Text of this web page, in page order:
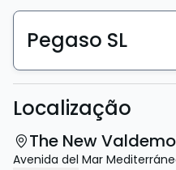
Pegaso SL
Localização
The New
Avenida del Mar